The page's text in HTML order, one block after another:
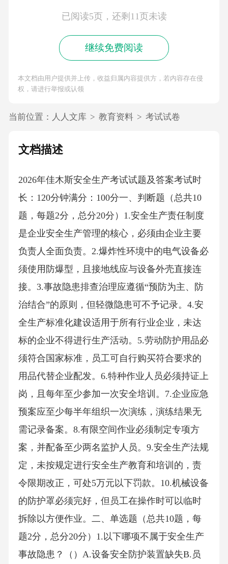
已阅读5页，还剩11页未读
继续免费阅读
本文档由用户提供并上传，收益归属内容提供方，若内容存在侵
权，请进行举报或认领
当前位置： 人人文库 > 教育资料 > 考试试卷
文档描述
2026年佳木斯安全生产考试试题及答案考试时
长：120分钟满分：100分一、判断题（总共10
题，每题2分，总分20分）1.安全生产责任制度
是企业安全生产管理的核心，必须由企业主要
负责人全面负责。2.爆炸性环境中的电气设备必
须使用防爆型，且接地线应与设备外壳直接连
接。3.事故隐患排查治理应遵循“预防为主、防
治结合”的原则，但轻微隐患可不予记录。4.安
全生产标准化建设适用于所有行业企业，未达
标的企业不得进行生产活动。5.劳动防护用品必
须符合国家标准，员工可自行购买符合要求的
用品代替企业配发。6.特种作业人员必须持证上
岗，且每年至少参加一次安全培训。7.企业应急
预案应至少每半年组织一次演练，演练结果无
需记录备案。8.有限空间作业必须制定专项方
案，并配备至少两名监护人员。9.安全生产法规
定，未按规定进行安全生产教育和培训的，责
令限期改正，可处5万元以下罚款。10.机械设备
的防护罩必须完好，但员工在操作时可以临时
拆除以方便作业。二、单选题（总共10题，每
题2分，总分20分）1.以下哪项不属于安全生产
事故隐患？（）A.设备安全防护装置缺失B.员